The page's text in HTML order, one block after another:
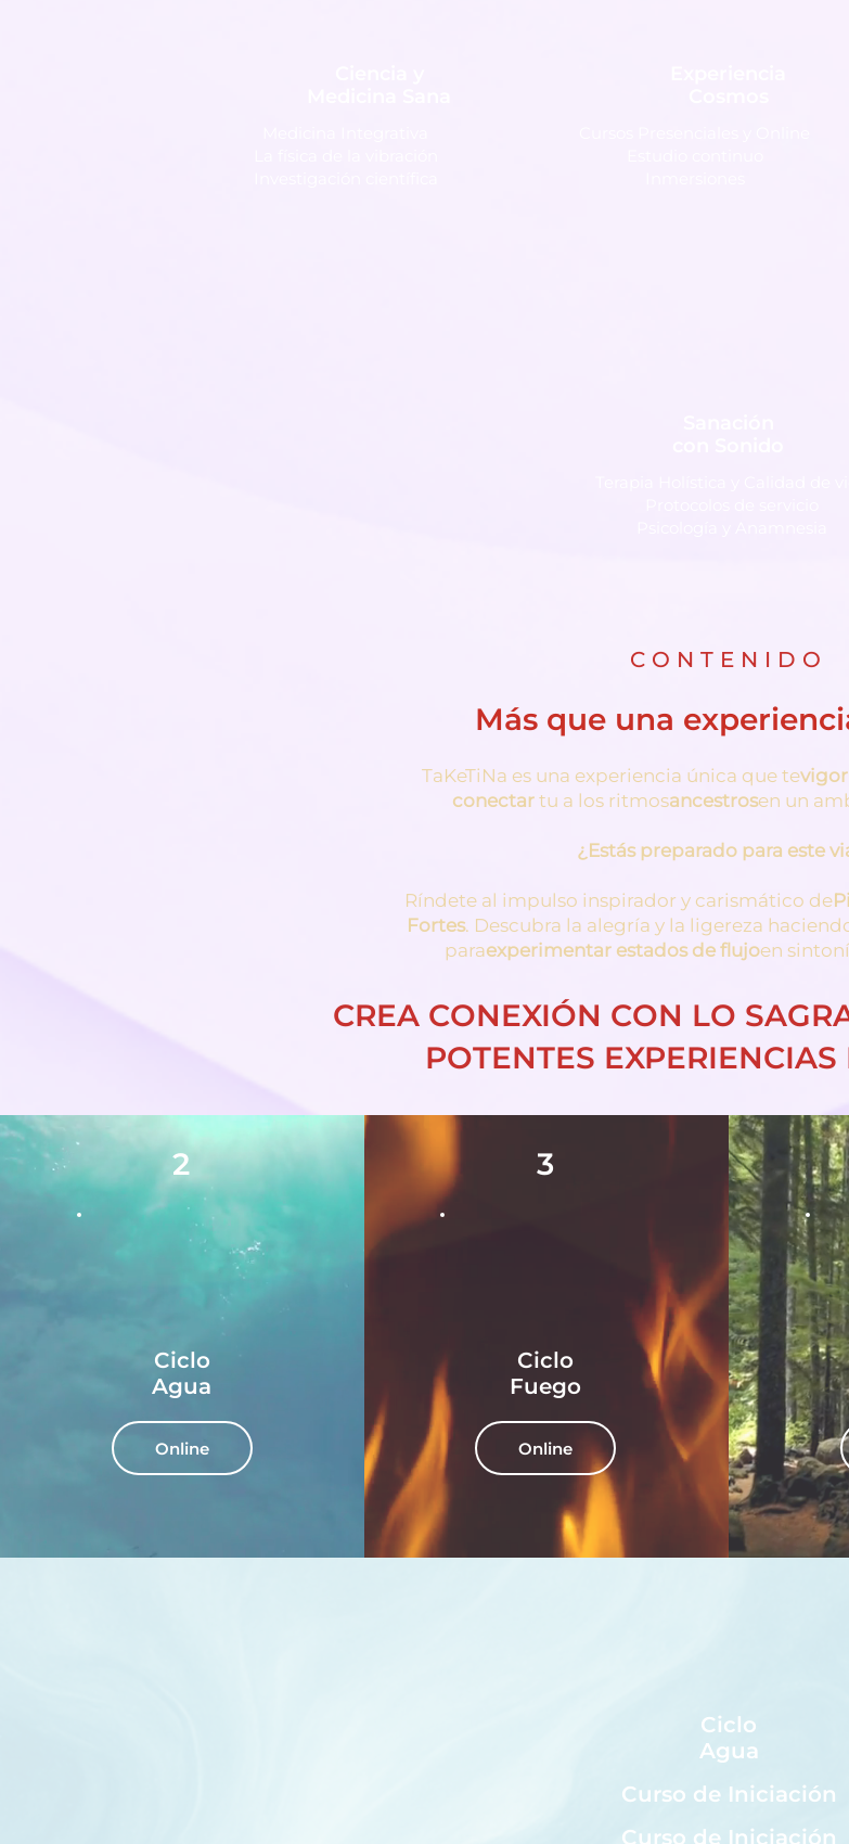
CONTENIDO
Más que una
TaKeTiNa es una experiencia única que te
conectartu a los ritmosancestrosen un
¿Estás preparado para este
Ríndete al impulso inspirador y carismático de
Fortes. Descubra la alegría y la ligereza
paraexperimentar estados de flujoen
CREA CONEXIÓN CON LO
POTENTES
2
Ciclo
Agua
Online
3
Ciclo
Fuego
Online
Ciclo
Agua
Curso de Iniciación
Curso de Iniciación